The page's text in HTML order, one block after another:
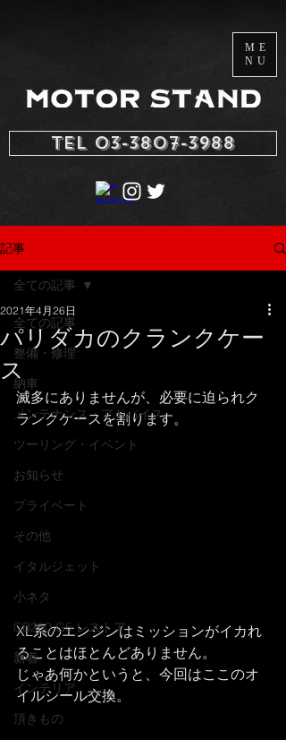
TEL 03-3807-3988
ME
NU
記事
全ての記事
整備・修理
納車
メンテナンス・アドバイス
ツーリング・イベント
お知らせ
プライベート
その他
イタルジェット
小ネタ
CB250 G5 レストア
新着
インテリア
頂きもの
全ての記事
パリダカのクランクケー
ス
2021年4月26日
滅多にありませんが、必要に迫られク
ランクケースを割ります。
XL系のエンジンはミッションがイカれ
ることはほとんどありません。
じゃあ何かというと、今回はここのオ
イルシール交換。